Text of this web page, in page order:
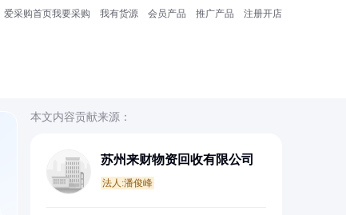
爱采购首页我要采购 我有货源 会员产品 推广产品 注册开店
本文内容贡献来源：
苏州来财物资回收有限公司
法人:潘俊峰